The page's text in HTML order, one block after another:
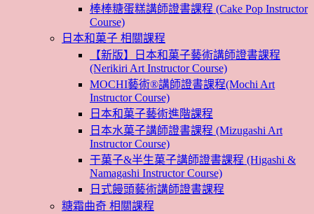
棒棒糖蛋糕講師證書課程 (Cake Pop Instructor
Course)
日本和菓子 相關課程
【新版】日本和菓子藝術講師證書課程
(Nerikiri Art Instructor Course)
MOCHI藝術®講師證書課程(Mochi Art
Instructor Course)
日本和菓子藝術進階課程
日本水菓子講師證書課程 (Mizugashi Art
Instructor Course)
干菓子&半生菓子講師證書課程 (Higashi &
Namagashi Instructor Course)
日式饅頭藝術講師證書課程
糖霜曲奇 相關課程